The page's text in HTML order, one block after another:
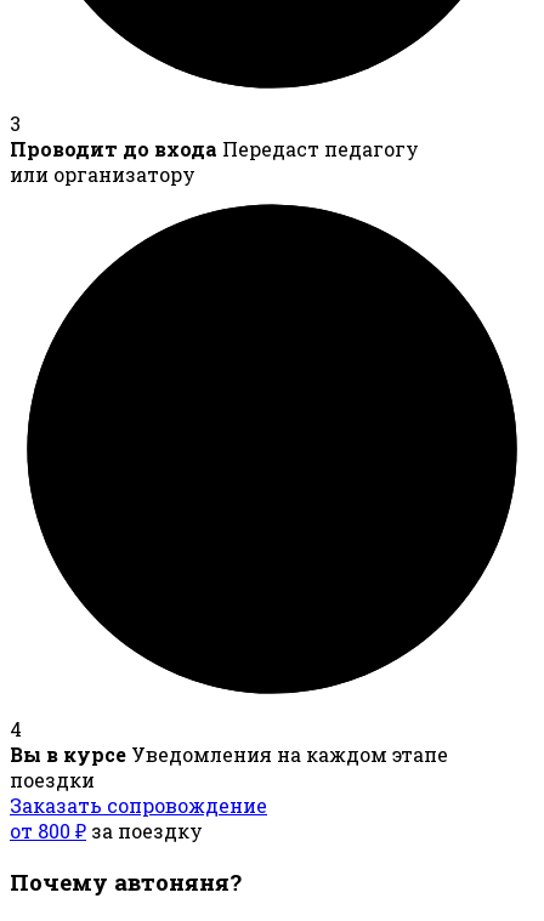
3
Проводит до входа Передаст педагогу
или организатору
4
Вы в курсе Уведомления на каждом этапе
поездки
Заказать сопровождение
от 800 ₽ за поездку
Почему автоняня?